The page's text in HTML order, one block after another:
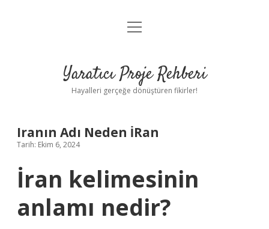
Anasayfa
Yasal Uyarı
menüyü
Yaratıcı Proje Rehberi
Hayalleri gerçeğe dönüştüren fikirler!
Iranın Adı Neden İRan
Tarih: Ekim 6, 2024
İran kelimesinin
anlamı nedir?